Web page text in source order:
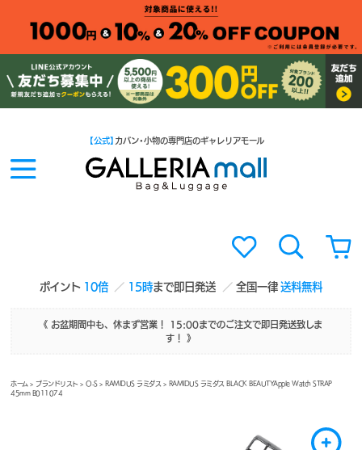
ポイント 10倍 15時まで即日発送 全国一律送料無料
【公式】 カバン・小物の専門店のギャレリアモール
《 お盆期間中も、休まず営業！ 15:00までのご注文で即日発送致しま
す！ 》
ホーム >ブランドリスト >O-S> RAMIDUS ラミダス > RAMIDUS ラミダス BLACK BEAUTYApple Watch STRAP
45mm B011074